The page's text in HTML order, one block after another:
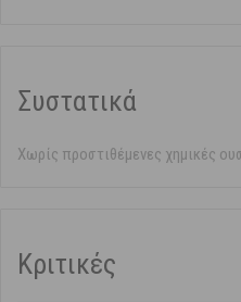
Συστατικά
Χωρίς προστιθέμενες χημικές
Κριτικές